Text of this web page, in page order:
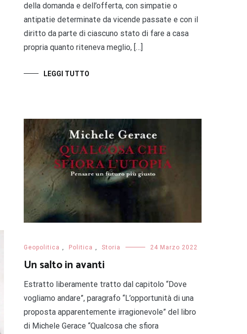
della domanda e dell’offerta, con simpatie o
antipatie determinate da vicende passate e con il
diritto da parte di ciascuno stato di fare a casa
propria quanto riteneva meglio, […]
LEGGI TUTTO
Geopolitica Politica Storia 24 Marzo 2022
Un salto in avanti
Estratto liberamente tratto dal capitolo “Dove
vogliamo andare”, paragrafo “L’opportunità di una
proposta apparentemente irragionevole” del libro
di Michele Gerace “Qualcosa che sfiora